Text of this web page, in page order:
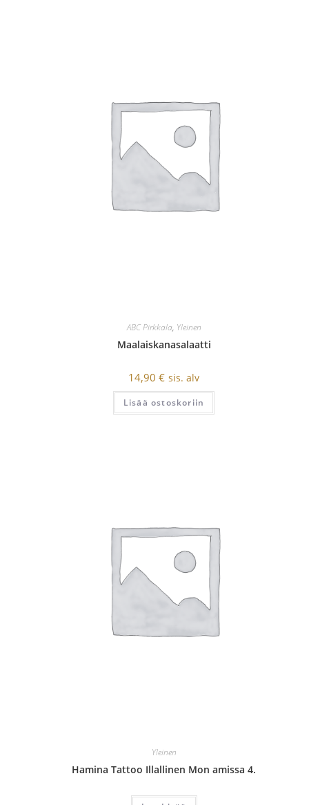
ABC Pirkkala, Yleinen
Maalaiskanasalaatti
14,90€ sis. alv
Lisää ostoskoriin
Yleinen
Hamina Tattoo Illallinen Mon amissa 4.